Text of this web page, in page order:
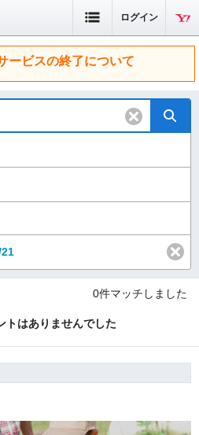
ログイン
ービスの終了について
0件マッチしました
トはありませんでした